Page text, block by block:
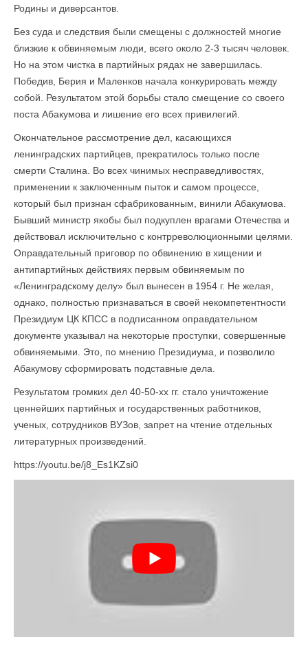
Родины и диверсантов.
Без суда и следствия были смещены с должностей многие
близкие к обвиняемым люди, всего около 2-3 тысяч человек.
Но на этом чистка в партийных рядах не завершилась.
Победив, Берия и Маленков начала конкурировать между
собой. Результатом этой борьбы стало смещение со своего
поста Абакумова и лишение его всех привилегий.
Окончательное рассмотрение дел, касающихся
ленинградских партийцев, прекратилось только после
смерти Сталина. Во всех чинимых несправедливостях,
применении к заключенным пыток и самом процессе,
который был признан сфабрикованным, винили Абакумова.
Бывший министр якобы был подкуплен врагами Отечества и
действовал исключительно с контрреволюционными целями.
Оправдательный приговор по обвинению в хищении и
антипартийных действиях первым обвиняемым по
«Ленинградскому делу» был вынесен в 1954 г. Не желая,
однако, полностью признаваться в своей некомпетентности
Президиум ЦК КПСС в подписанном оправдательном
документе указывал на некоторые проступки, совершенные
обвиняемыми. Это, по мнению Президиума, и позволило
Абакумову сформировать подставные дела.
Результатом громких дел 40-50-хх гг. стало уничтожение
ценнейших партийных и государственных работников,
ученых, сотрудников ВУЗов, запрет на чтение отдельных
литературных произведений.
https://youtu.be/j8_Es1KZsi0